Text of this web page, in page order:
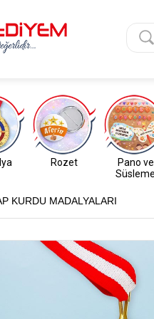
Rozet
Pano ve
KURDU MADALYALARI